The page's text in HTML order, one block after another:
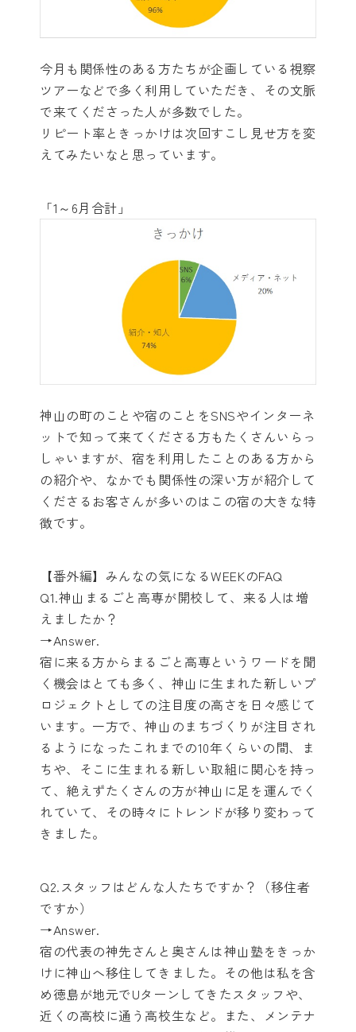
今月も関係性のある方たちが企画している視察
ツアーなどで多く利用していただき、その文脈
で来てくださった人が多数でした。
リピート率ときっかけは次回すこし見せ方を変
えてみたいなと思っています。
「1～6月合計」
神山の町のことや宿のことをSNSやインターネ
ットで知って来てくださる方もたくさんいらっ
しゃいますが、宿を利用したことのある方から
の紹介や、なかでも関係性の深い方が紹介して
くださるお客さんが多いのはこの宿の大きな特
徴です。
【番外編】みんなの気になるWEEKのFAQ
Q1.神山まるごと高専が開校して、来る人は増
えましたか？
→Answer.
宿に来る方からまるごと高専というワードを聞
く機会はとても多く、神山に生まれた新しいプ
ロジェクトとしての注目度の高さを日々感じて
います。一方で、神山のまちづくりが注目され
るようになったこれまでの10年くらいの間、ま
ちや、そこに生まれる新しい取組に関心を持っ
て、絶えずたくさんの方が神山に足を運んでく
れていて、その時々にトレンドが移り変わって
きました。
Q2.スタッフはどんな人たちですか？（移住者
ですか）
→Answer.
宿の代表の神先さんと奥さんは神山塾をきっか
けに神山へ移住してきました。 その他は私を含
め徳島が地元でUターンしてきたスタッフや、
近くの高校に通う高校生など。また、メンテナ